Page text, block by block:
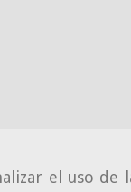
el uso de